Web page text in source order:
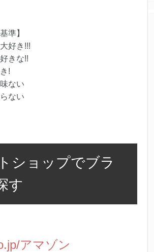
準】
き!!!
きな!!
!
ない
ない
ショップでブラ
す
アマゾン